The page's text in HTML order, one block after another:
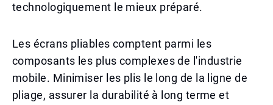
technologiquement le mieux préparé.
Les écrans pliables comptent parmi les
composants les plus complexes de l'industrie
mobile. Minimiser les plis le long de la ligne de
pliage, assurer la durabilité à long terme et